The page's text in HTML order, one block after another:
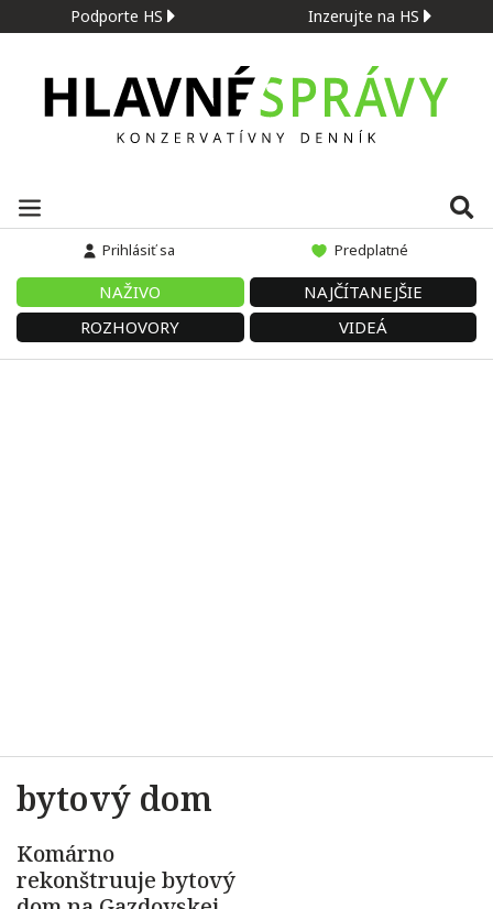
Podporte HS Inzerujte na HS
Prihlásiť sa Predplatné
NAŽIVO
NAJČÍTANEJŠIE
ROZHOVORY
VIDEÁ
bytový dom
Komárno
rekonštruuje bytový